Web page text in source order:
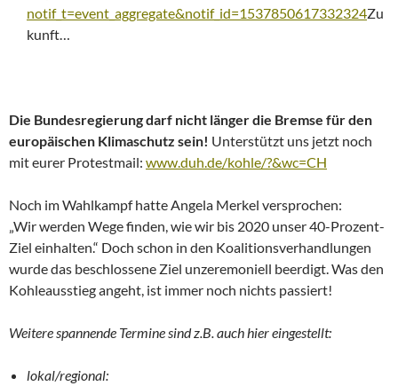
notif_t=event_aggregate&notif_id=1537850617332324Zu
kunft…
Die Bundesregierung darf nicht länger die Bremse für den
europäischen Klimaschutz sein! Unterstützt uns jetzt noch
mit eurer Protestmail: www.duh.de/kohle/?&wc=CH
Noch im Wahlkampf hatte Angela Merkel versprochen:
„Wir werden Wege finden, wie wir bis 2020 unser 40-Prozent-
Ziel einhalten.“ Doch schon in den Koalitionsverhandlungen
wurde das beschlossene Ziel unzeremoniell beerdigt. Was den
Kohleausstieg angeht, ist immer noch nichts passiert!
Weitere spannende Terminesind z.B. auch hier eingestellt:
lokal/regional: